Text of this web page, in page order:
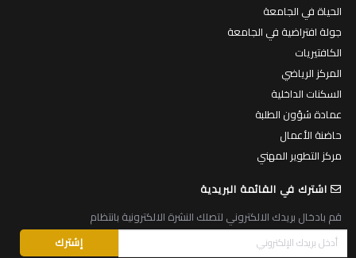
الحياة في الجامعة
جولة افتراضية في الجامعة
الكافتيريات
المركز الرياضي
السكنات الداخلية
عمادة شؤون الطلبة
حاضنة الأعمال
مركز التطوير المهني
اشترك في القائمة البريدية
قم بادخال بريدك الالكتروني لتصلك النشرة الالكترونية بانتظام